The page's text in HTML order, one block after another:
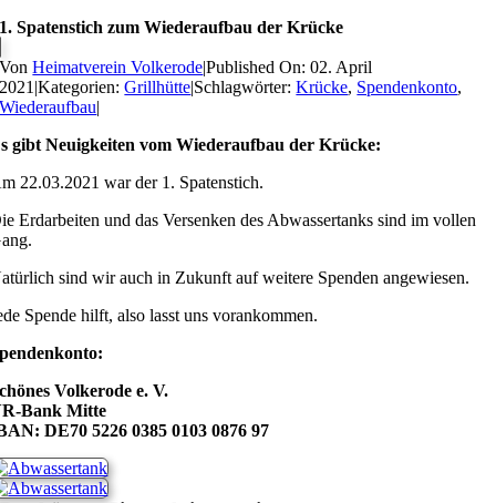
1. Spatenstich zum Wiederaufbau der Krücke
VonHeimatverein Volkerode|Published On: 02. April
2021 |Kategorien:Grillhütte|Schlagwörter:Krücke, Spendenkonto,
Wiederaufbau|
gibt Neuigkeiten vom Wiederaufbau der Krücke:
22.03.2021 war der 1. Spatenstich.
Erdarbeiten und das Versenken des Abwassertanks sind im vollen
sind wir auch in Zukunft auf weitere Spenden angewiesen.
Spende hilft, also lasst uns vorankommen.
Volkerode e. V.
Bank Mitte
DE70 5226 0385 0103 0876 97